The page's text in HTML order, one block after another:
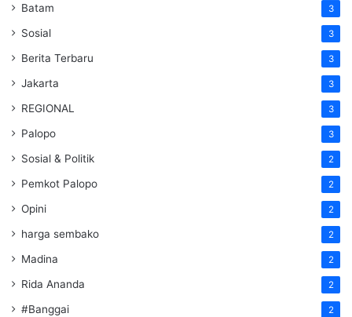
Batam 3
Sosial 3
Berita Terbaru 3
Jakarta 3
REGIONAL 3
Palopo 3
Sosial & Politik 2
Pemkot Palopo 2
Opini 2
harga sembako 2
Madina 2
Rida Ananda 2
#Banggai 2